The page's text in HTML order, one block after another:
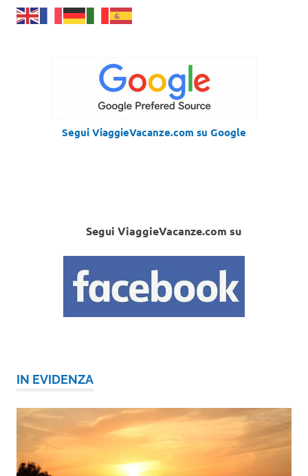
Segui ViaggieVacanze.com su Google
Segui ViaggieVacanze.com su
IN EVIDENZA